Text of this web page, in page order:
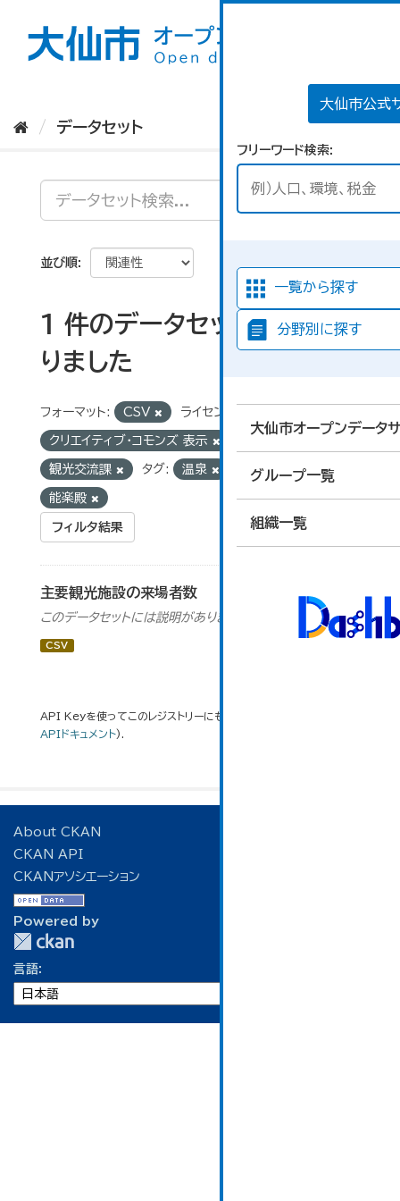
大仙市公式
フリーワード検索
一覧から探す
分野別に探す
大仙市オープンデータ
グループ一覧
組織一覧
データセット
並び順
1 件のデータセットが見つか
りました
フォーマット: CSV ライセンス:
クリエイティブ・コモンズ 表示
観光交流課 タグ: 温泉 物部長穂
能楽殿
フィルタ結果
主要観光施設の来場者数
このデータセットには説明がありません
CSV
API Keyを使ってこのレジストリーにもアクセス可能です
APIドキュメント).
About CKAN
CKAN API
CKANアソシエーション
Powered by
言語